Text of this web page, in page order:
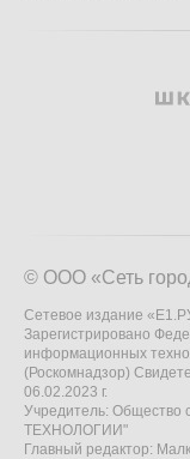
© ООО «Сеть
Сетевое издание
Зарегистрировано
информационных
(Роскомнадзор)
06.02.2023 г.
Учредитель: Общество
ТЕХНОЛОГИИ"
Главный редактор: